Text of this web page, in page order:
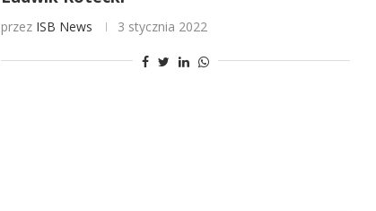
przez ISB News 3 stycznia 2022